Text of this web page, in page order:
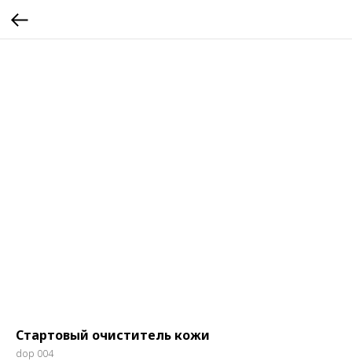
Стартовый очиститель кожи
dop 004